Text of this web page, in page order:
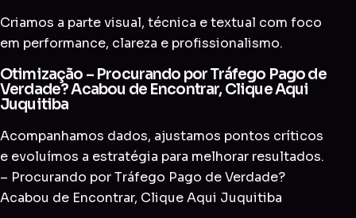
Criamos a parte visual, técnica e textual com foco
em performance, clareza e profissionalismo.
Otimização – Procurando por Tráfego Pago de
Verdade? Acabou de Encontrar, Clique Aqui
Juquitiba
Acompanhamos dados, ajustamos pontos críticos
e evoluímos a estratégia para melhorar resultados.
– Procurando por Tráfego Pago de Verdade?
Acabou de Encontrar, Clique Aqui Juquitiba